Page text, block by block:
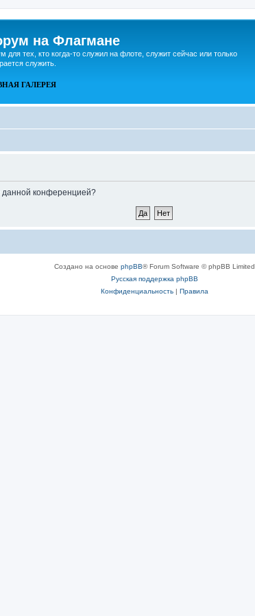
на Флагмане
для тех, кто когда-то служил на флоте, служит сейчас или только
служить.
ГАЛЕРЕЯ
данной конференцией?
Создано на основе phpBB® Forum Software © phpBB Limited
Русская поддержка phpBB
Конфиденциальность| Правила